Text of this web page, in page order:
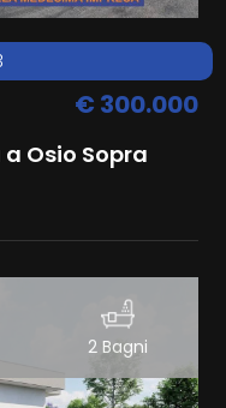
€ 300.000
Osio Sopra
2 Bagni